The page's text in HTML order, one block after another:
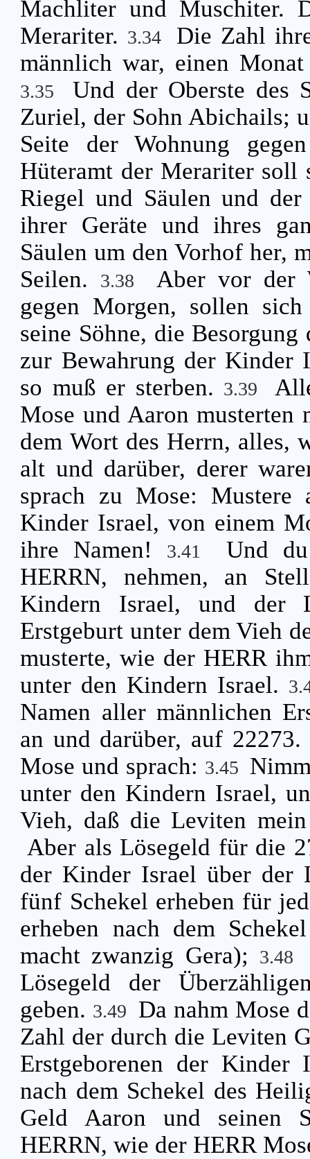
Machliter und Muschiter.
Merariter. 3.34
Die Zahl
männlich war, einen
3.35
Und der Oberste des
Zuriel, der Sohn Abichails;
Seite der Wohnung
Hüteramt der Merariter soll
Riegel und Säulen und
ihrer Geräte und ihres
Säulen um den Vorhof her,
Seilen.
3.38
Aber vor der
gegen Morgen, sollen
seine Söhne, die
zur Bewahrung der Kinder
so muß er sterben. 3.39
Mose und Aaron musterten
dem Wort des Herrn, alles,
alt und darüber, derer
sprach zu Mose: Mustere
Kinder Israel, von einem
ihre Namen!
3.41
Und
HERRN, nehmen, an
Kindern Israel, und der
Erstgeburt unter dem Vieh
musterte, wie der HERR
unter den Kindern Israel.
Namen aller männlichen
an und darüber, auf 22273.
Mose und sprach: 3.45
unter den Kindern Israel,
Vieh, daß die Leviten
Aber als Lösegeld für die
der Kinder Israel über
fünf Schekel erheben für
erheben nach dem
macht zwanzig Gera);
3.48
Lösegeld der
geben. 3.49
Da nahm Mose
Zahl der durch die Leviten
Erstgeborenen der Kinder
nach dem Schekel des
Geld Aaron und seinen
HERRN, wie der HERR